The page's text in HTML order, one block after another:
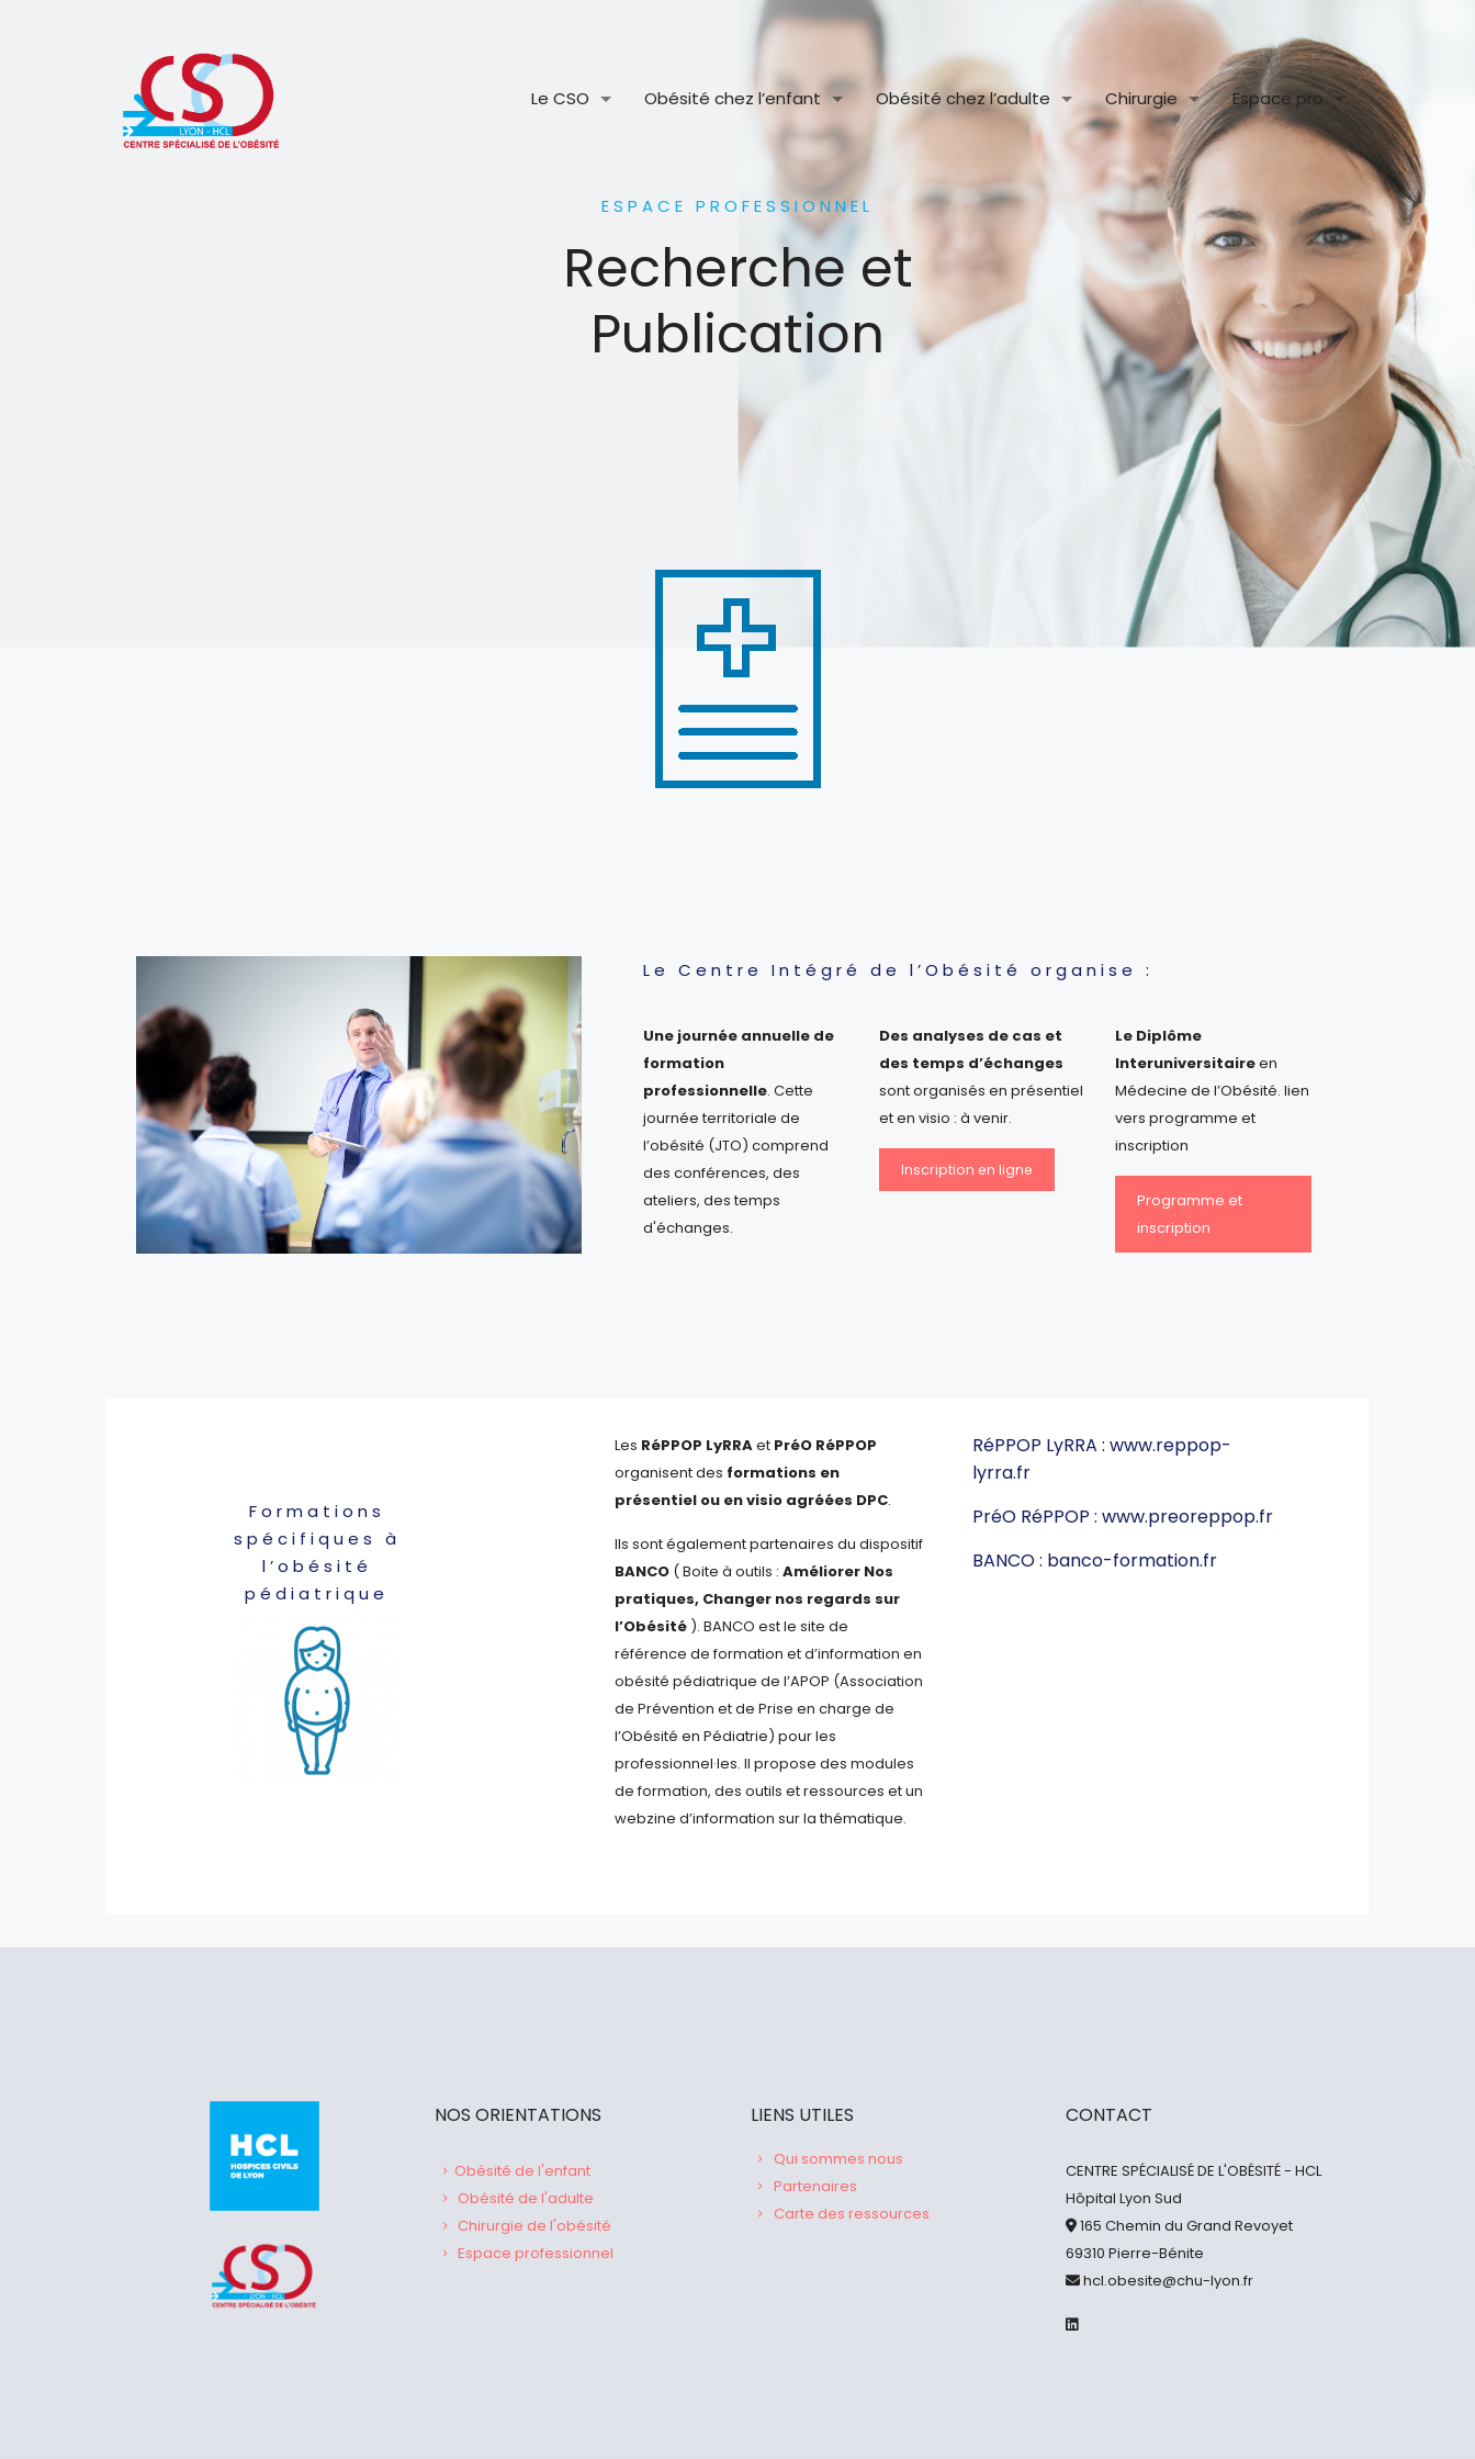
Le CSO Obésité chez l’enfant Obésité chez l’adulte Chirurgie Espace pro
ESPACE PROFESSIONNEL
Recherche et
Publication
Le Centre Intégré de l’Obésité organise :
Une journée annuelle de
formation
professionnelle. Cette
journée territoriale de
l’obésité (JTO) comprend
des conférences, des
ateliers, des temps
d'échanges.
Des analyses de cas et
des temps d’échanges
sont organisés en présentiel
et en visio : à venir.
Inscription en ligne
Le Diplôme
Interuniversitaireen
Médecine de l’Obésité. lien
vers programme et
inscription
Programme et
inscription
Formations
spécifiques à
l’obésité
pédiatrique
Les RéPPOP LyRRAet PréO RéPPOP
organisent des formations en
présentiel ou en visio agréées DPC.
Ils sont également partenaires du dispositif
BANCO( Boite à outils : Améliorer Nos
pratiques, Changer nos regards sur
l’Obésité). BANCO est le site de
référence de formation et d’information en
obésité pédiatrique de l’APOP (Association
de Prévention et de Prise en charge de
l’Obésité en Pédiatrie) pour les
professionnel·les. Il propose des modules
de formation, des outils et ressources et un
webzine d’information sur la thématique.
RéPPOP LyRRA : www.reppop-
lyrra.fr
PréO RéPPOP : www.preoreppop.fr
BANCO : banco-formation.fr
NOS ORIENTATIONS
Obésité de l'enfant
Obésité de l'adulte
Chirurgie de l'obésité
Espace professionnel
LIENS UTILES
Qui sommes nous
Partenaires
Carte des ressources
CONTACT
CENTRE SPÉCIALISÉ DE L'OBÉSITÉ - HCL
Hôpital Lyon Sud
165 Chemin du Grand Revoyet
69310 Pierre-Bénite
hcl.obesite@chu-lyon.fr